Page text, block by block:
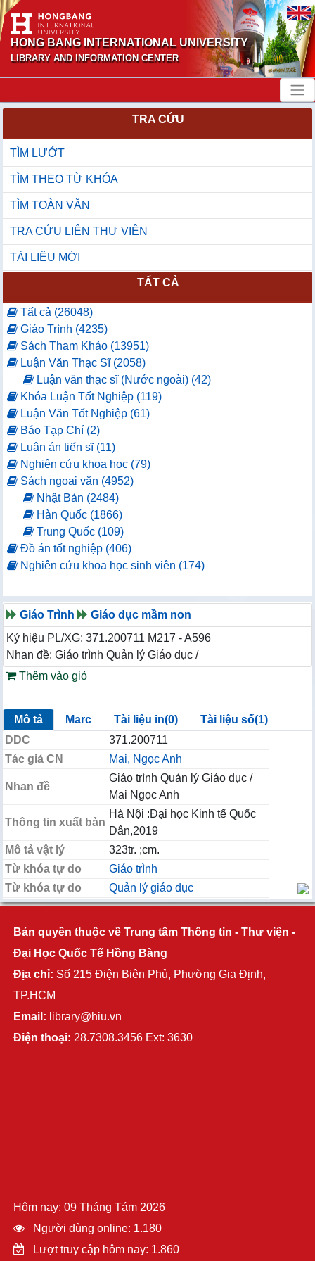
HONG BANG INTERNATIONAL UNIVERSITY
LIBRARY AND INFORMATION CENTER
TRA CỨU
TÌM LƯỚT
TÌM THEO TỪ KHÓA
TÌM TOÀN VĂN
TRA CỨU LIÊN THƯ VIỆN
TÀI LIỆU MỚI
TẤT CẢ
Tất cả (26048)
Giáo Trình (4235)
Sách Tham Khảo (13951)
Luận Văn Thạc Sĩ (2058)
Luận văn thạc sĩ (Nước ngoài) (42)
Khóa Luận Tốt Nghiệp (119)
Luận Văn Tốt Nghiệp (61)
Báo Tạp Chí (2)
Luận án tiến sĩ (11)
Nghiên cứu khoa học (79)
Sách ngoại văn (4952)
Nhật Bản (2484)
Hàn Quốc (1866)
Trung Quốc (109)
Đồ án tốt nghiệp (406)
Nghiên cứu khoa học sinh viên (174)
Giáo Trình
Giáo dục mầm non
Ký hiệu PL/XG: 371.200711 M217 - A596
Nhan đề: Giáo trình Quản lý Giáo dục /
Thêm vào giỏ
Mô tả Marc Tài liệu in(0)
Tài liệu số(1)
DDC
371.200711
Tác giả CN
Mai, Ngọc Anh
Nhan đề
Giáo trình Quản lý Giáo dục /
Mai Ngọc Anh
Thông tin xuất bản
Hà Nội :Đại học Kinh tế Quốc
Dân,2019
Mô tả vật lý
323tr. ;cm.
Từ khóa tự do
Giáo trình
Từ khóa tự do
Quản lý giáo dục
Bản quyền thuộc về Trung tâm Thông tin - Thư viện -
Đại Học Quốc Tế Hồng Bàng
Địa chỉ: Số 215 Điện Biên Phủ, Phường Gia Định,
TP.HCM
Email: library@hiu.vn
Điện thoại: 28.7308.3456 Ext: 3630
Hôm nay: 09 Tháng Tám 2026
Người dùng online: 1.180
Lượt truy cập hôm nay: 1.860